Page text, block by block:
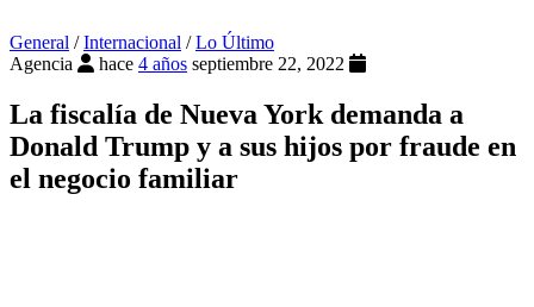
General /Internacional /Lo Último
Agencia
hace 4 años septiembre 22, 2022
La fiscalía de Nueva York demanda a
Donald Trump y a sus hijos por fraude en
el negocio familiar